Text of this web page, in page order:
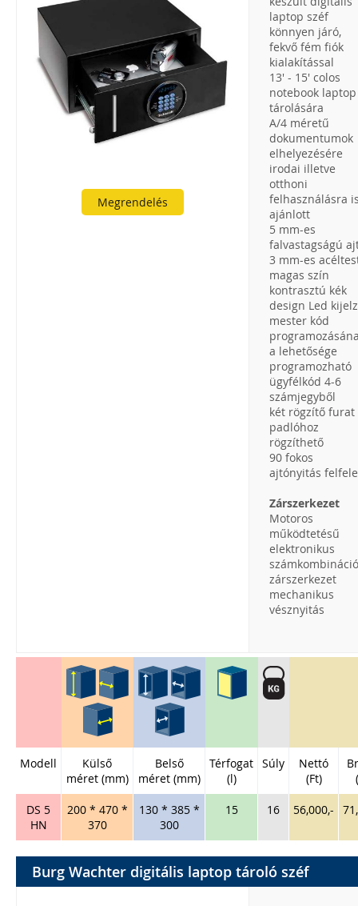
Megrendelés
laptop széf
könnyen járó,
fekvő fém fiók
kialakítással
13' - 15' colos
notebook laptop
tárolására
A/4 méretű
dokumentumok
elhelyezésére
irodai illetve
otthoni
felhasználásra
ajánlott
5 mm-es
falvastagságú
3 mm-es
magas szín
kontrasztú kék
design Led
mester kód
a lehetősége
programozható
ügyfélkód 4-6
számjegyből
két rögzítő furat
padlóhoz
rögzíthető
90 fokos
ajtónyitás felfele
Zárszerkezet
Motoros
működtetésű
elektronikus
zárszerkezet
mechanikus
vésznyitás
Modell
Külső
méret (mm)
Belső
méret (mm)
Térfogat
(l)
Súly
Nettó
(Ft)
DS 5
HN
200 * 470 *
370
130 * 385 *
300
15 16 56,000,-
Burg Wachter digitális laptop tároló széf